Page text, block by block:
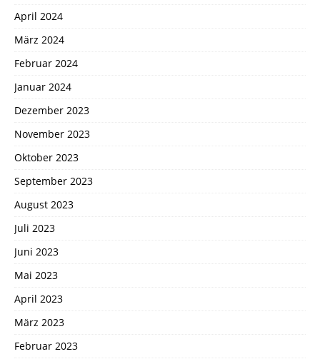
April 2024
März 2024
Februar 2024
Januar 2024
Dezember 2023
November 2023
Oktober 2023
September 2023
August 2023
Juli 2023
Juni 2023
Mai 2023
April 2023
März 2023
Februar 2023